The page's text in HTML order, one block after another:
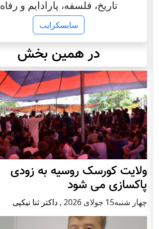
تاریخ، فلسفه، پارادایم و رفاه
سابسکرایب
در همین بخش
ولایت کورسک روسیه به زودی
پاکسازی می شود
چهار شنبه15 جولای 2026 , داکتر ثنا نیکپی